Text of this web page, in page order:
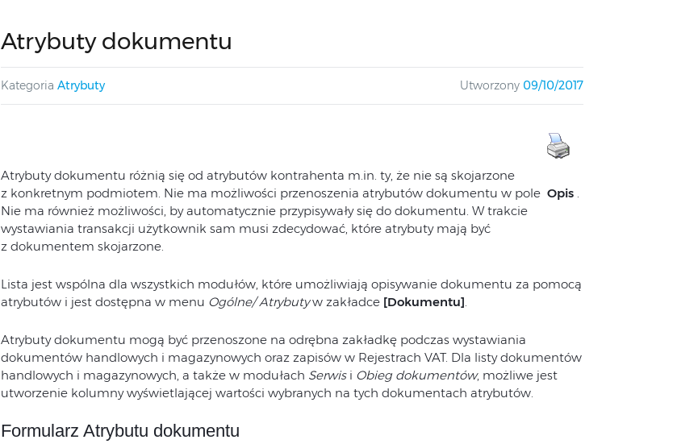
Atrybuty dokumentu
Kategoria Atrybuty Utworzony 09/10/2017
Atrybuty dokumentu różnią się od atrybutów kontrahenta m.in. ty, że nie są skojarzone
z konkretnym podmiotem. Nie ma możliwości przenoszenia atrybutów dokumentu w pole Opis.
Nie ma również możliwości, by automatycznie przypisywały się do dokumentu. W trakcie
wystawiania transakcji użytkownik sam musi zdecydować, które atrybuty mają być
z dokumentem skojarzone.
Lista jest wspólna dla wszystkich modułów, które umożliwiają opisywanie dokumentu za pomocą
atrybutów i jest dostępna w menu Ogólne/ Atrybutyw zakładce [Dokumentu].
Atrybuty dokumentu mogą być przenoszone na odrębna zakładkę podczas wystawiania
dokumentów handlowych i magazynowych oraz zapisów w Rejestrach VAT. Dla listy dokumentów
handlowych i magazynowych, a także w modułach Serwisi Obieg dokumentów, możliwe jest
utworzenie kolumny wyświetlającej wartości wybranych na tych dokumentach atrybutów.
Formularz Atrybutu dokumentu